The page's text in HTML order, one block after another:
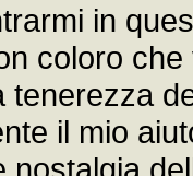
in
coloro
tenerezza
il mio
nostalgia